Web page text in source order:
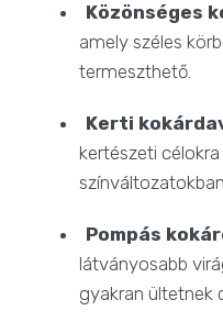
Közönséges
amely széles
termeszthető.
Kerti
kertészeti
Pompás
látványosabb
gyakran ültetnek